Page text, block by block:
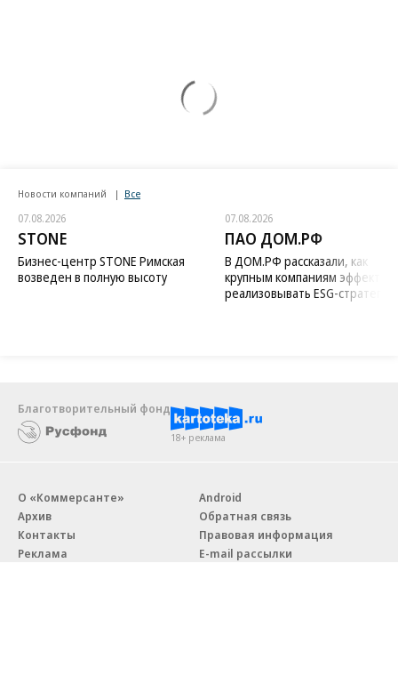
Новости компаний Все
07.08.2026
STONE
Бизнес-центр STONE Римская
возведен в полную высоту
07.08.2026
ПАО ДОМ.РФ
В ДОМ.РФ рассказали, как
крупным компаниям
реализовывать ESG-стратегию
Благотворительный фонд
18+ реклама
О «Коммерсанте»
Архив
Контакты
Реклама
Android
Обратная связь
Правовая информация
E-mail рассылки